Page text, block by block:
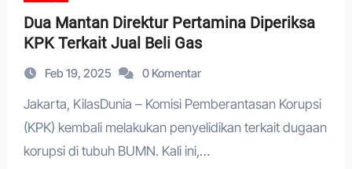
Dua Mantan Direktur Pertamina Diperiksa
KPK Terkait Jual Beli Gas
Feb 19, 2025 0 Komentar
Jakarta, KilasDunia – Komisi Pemberantasan Korupsi
(KPK) kembali melakukan penyelidikan terkait dugaan
korupsi di tubuh BUMN. Kali ini,…